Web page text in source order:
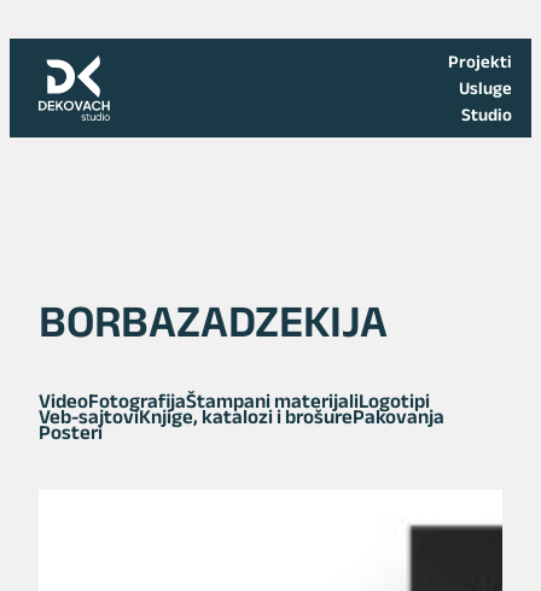
sadržaj
Projekti
Usluge
Studio
BORBAZADZEKIJA
VideoFotografijaŠtampani materijaliLogotipi
Veb-sajtoviKnjige, katalozi i brošurePakovanja
Posteri